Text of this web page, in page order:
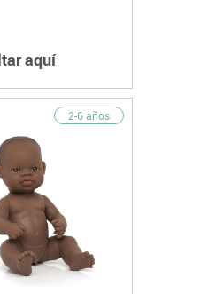
aquí
2-6 años